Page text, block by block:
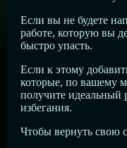
Если вы не будете
работе, которую вы
быстро упасть.
Если к этому
которые, по вашему
получите идеальный
избегания.
Чтобы вернуть свою